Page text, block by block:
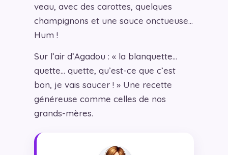
veau, avec des carottes, quelques
champignons et une sauce onctueuse…
Hum !
Sur l’air d’Agadou : « la blanquette…
quette… quette, qu’est-ce que c’est
bon, je vais saucer ! » Une recette
généreuse comme celles de nos
grands-mères.